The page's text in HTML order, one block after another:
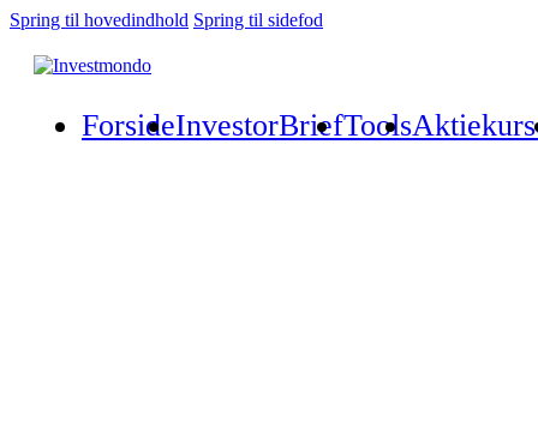
Spring til hovedindhold Spring til sidefod
ForsideInvestorBriefTools